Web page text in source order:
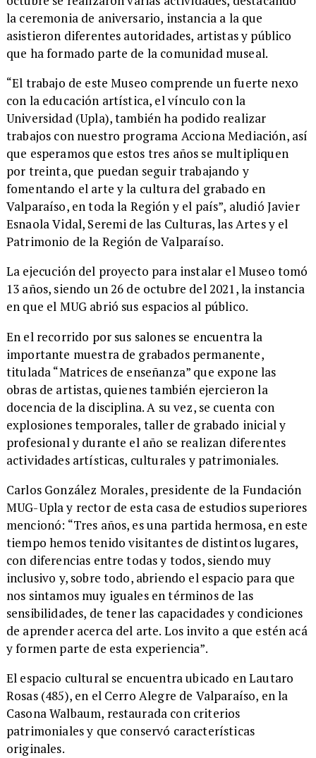
la ceremonia de aniversario, instancia a la que
asistieron diferentes autoridades, artistas y público
que ha formado parte de la comunidad museal.
​“El trabajo de este Museo comprende un fuerte nexo
con la educación artística, el vínculo con la
Universidad (Upla), también ha podido realizar
trabajos con nuestro programa Acciona Mediación, así
que esperamos que estos tres años se multipliquen
por treinta, que puedan seguir trabajando y
fomentando el arte y la cultura del grabado en
Valparaíso, en toda la Región y el país”, aludió Javier
Esnaola Vidal, Seremi de las Culturas, las Artes y el
Patrimonio de la Región de Valparaíso.
​La ejecución del proyecto para instalar el Museo tomó
13 años, siendo un 26 de octubre del 2021, la instancia
en que el MUG abrió sus espacios al público.
​ En el recorrido por sus salones se encuentra la
importante muestra de grabados permanente,
titulada “Matrices de enseñanza” que expone las
obras de artistas, quienes también ejercieron la
docencia de la disciplina. A su vez, se cuenta con
explosiones temporales, taller de grabado inicial y
profesional y durante el año se realizan diferentes
actividades artísticas, culturales y patrimoniales.
​Carlos González Morales, presidente de la Fundación
MUG-Upla y rector de esta casa de estudios superiores
mencionó: “Tres años, es una partida hermosa, en este
tiempo hemos tenido visitantes de distintos lugares,
con diferencias entre todas y todos, siendo muy
inclusivo y, sobre todo, abriendo el espacio para que
nos sintamos muy iguales en términos de las
sensibilidades, de tener las capacidades y condiciones
de aprender acerca del arte. Los invito a que estén acá
y formen parte de esta experiencia”.
​El espacio cultural se encuentra ubicado en Lautaro
Rosas (485), en el Cerro Alegre de Valparaíso, en la
Casona Walbaum, restaurada con criterios
patrimoniales y que conservó características
originales.